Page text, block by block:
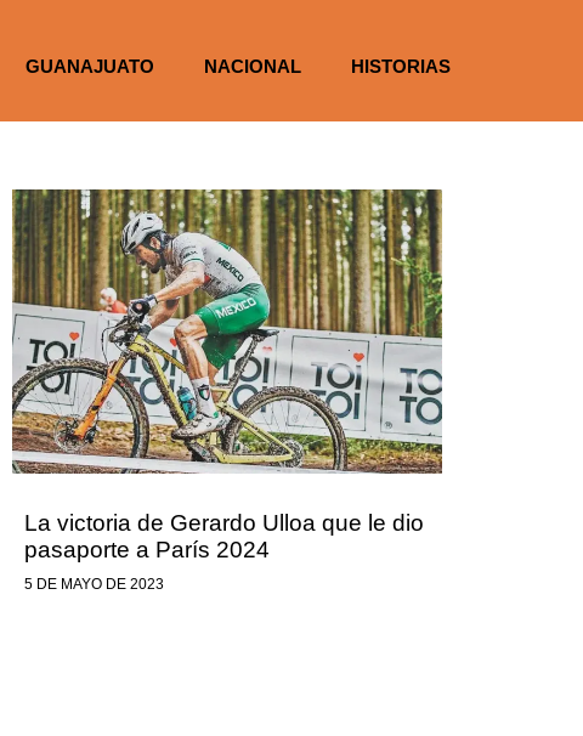
GUANAJUATO NACIONAL HISTORIAS
La victoria de Gerardo Ulloa que le dio
pasaporte a París 2024
5 DE MAYO DE 2023